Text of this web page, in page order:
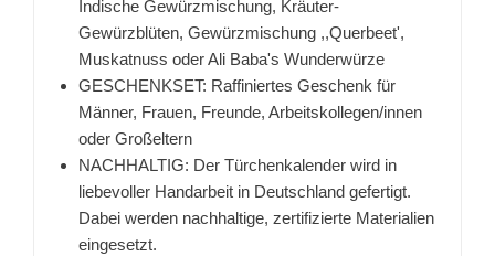
Indische Gewürzmischung, Kräuter-
Gewürzblüten, Gewürzmischung ,,Querbeet',
Muskatnuss oder Ali Baba's Wunderwürze
GESCHENKSET: Raffiniertes Geschenk für
Männer, Frauen, Freunde, Arbeitskollegen/innen
oder Großeltern
NACHHALTIG: Der Türchenkalender wird in
liebevoller Handarbeit in Deutschland gefertigt.
Dabei werden nachhaltige, zertifizierte Materialien
eingesetzt.